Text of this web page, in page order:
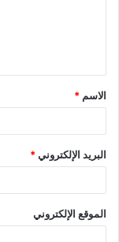
ق
*
الاسم *
البريد الإلكتروني*
الموقع الإلكتروني